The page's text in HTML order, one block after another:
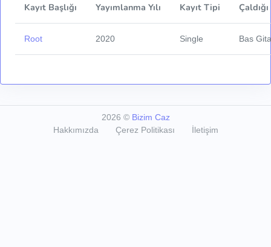
Kayıt Başlığı Yayımlanma Yılı Kayıt Tipi
Root 2020 Single Bas
2026 © Bizim Caz
Hakkımızda
Çerez Politikası İletişim